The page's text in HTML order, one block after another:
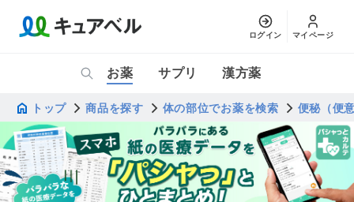
ログイン マイページ
お薬 サプリ 漢方薬
トップ 商品を探す 体の部位でお薬を検索 便秘（便